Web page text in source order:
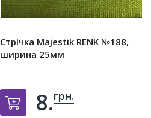
Стрічка Majestik RENK №188,
ширина 25мм
Добавить в корзину
8.грн.